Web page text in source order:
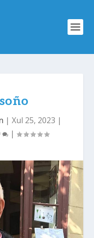
| Xul 25, 2023 |
|